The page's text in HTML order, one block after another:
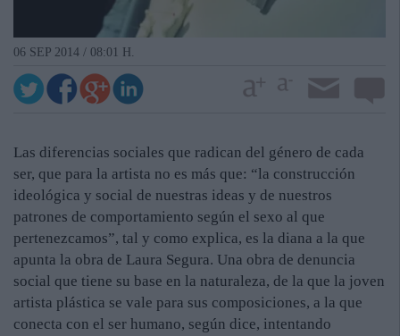
06 SEP 2014 / 08:01 H.
Las diferencias sociales que radican del género de cada
ser, que para la artista no es más que: “la construcción
ideológica y social de nuestras ideas y de nuestros
patrones de comportamiento según el sexo al que
pertenezcamos”, tal y como explica, es la diana a la que
apunta la obra de Laura Segura. Una obra de denuncia
social que tiene su base en la naturaleza, de la que la joven
artista plástica se vale para sus composiciones, a la que
conecta con el ser humano, según dice, intentando